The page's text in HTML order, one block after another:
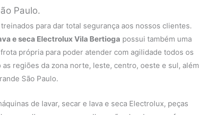
Paulo.
para dar total segurança aos nossos clientes.
e seca Electrolux Vila Bertioga possui também uma
própria para poder atender com agilidade todos os
regiões da zona norte, leste, centro, oeste e sul, além
São Paulo.
de lavar, secar e lava e seca Electrolux, peças